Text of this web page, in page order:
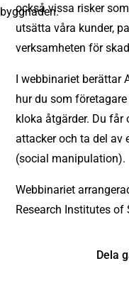
också vissa risker
utsätta våra kunder,
verksamheten för
I webbinariet berättar
hur du som
kloka åtgärder. Du får
attacker och ta del av
(social manipulation).
Webbinariet
Research Institutes of
Dela